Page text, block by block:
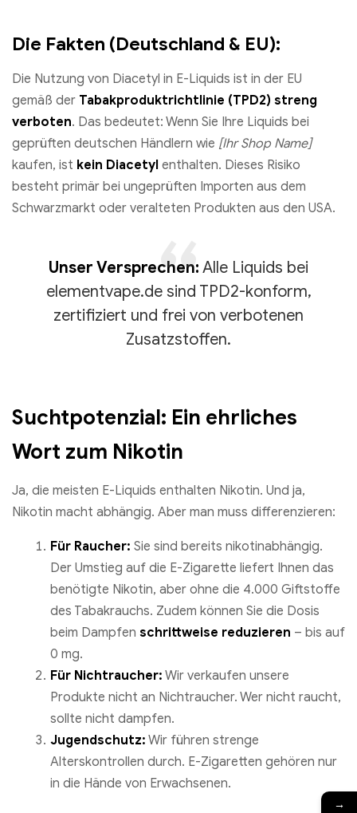
Die Fakten (Deutschland & EU):
Die Nutzung von Diacetyl in E-Liquids ist in der EU
gemäß der Tabakproduktrichtlinie (TPD2) streng
verboten. Das bedeutet: Wenn Sie Ihre Liquids bei
geprüften deutschen Händlern wie [Ihr Shop Name]
kaufen, ist kein Diacetyl enthalten. Dieses Risiko
besteht primär bei ungeprüften Importen aus dem
Schwarzmarkt oder veralteten Produkten aus den USA.
Unser Versprechen: Alle Liquids bei
elementvape.de sind TPD2-konform,
zertifiziert und frei von verbotenen
Zusatzstoffen.
Suchtpotenzial: Ein ehrliches
Wort zum Nikotin
Ja, die meisten E-Liquids enthalten Nikotin. Und ja,
Nikotin macht abhängig. Aber man muss differenzieren:
Für Raucher: Sie sind bereits nikotinabhängig.
Der Umstieg auf die E-Zigarette liefert Ihnen das
benötigte Nikotin, aber ohne die 4.000 Giftstoffe
des Tabakrauchs. Zudem können Sie die Dosis
beim Dampfen schrittweise reduzieren – bis auf
0 mg.
Für Nichtraucher: Wir verkaufen unsere
Produkte nicht an Nichtraucher. Wer nicht raucht,
sollte nicht dampfen.
Jugendschutz: Wir führen strenge
Alterskontrollen durch. E-Zigaretten gehören nur
in die Hände von Erwachsenen.
→